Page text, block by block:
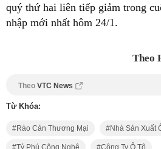
quý thứ hai liên tiếp giảm trong
nhập mới nhất hôm 24/1.
Theo
Theo VTC News
Từ Khóa:
Rào Cản Thương Mại Nhà Sản Xuất
Tỷ Phú Công Nghệ Công Ty Ô Tô